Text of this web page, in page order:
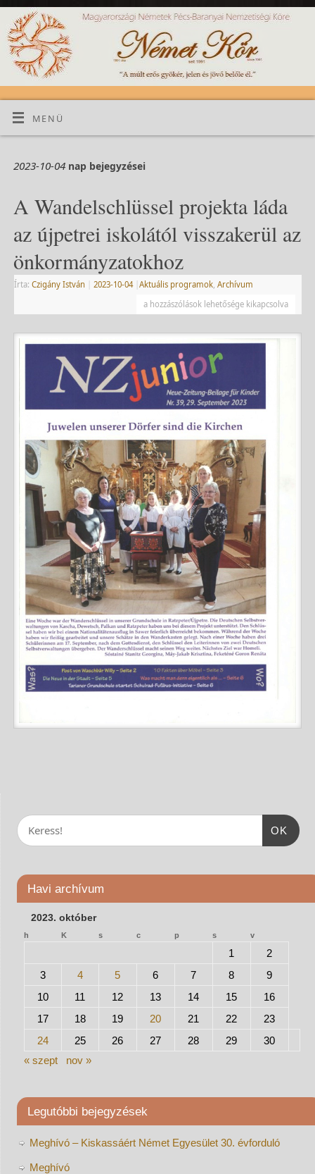
MENÜ
2023-10-04nap bejegyzései
A Wandelschlüssel projekta láda
az újpetrei iskolától visszakerül az
önkormányzatokhoz
Írta: Czigány István 2023-10-04 Aktuális programok, Archívum
a hozzászólások lehetősége kikapcsolva
OK
Havi archívum
2023. október
h K s c p s v
1
2
3
4 5 6 7 8
9
10
11 12 13 14 15
16
17
18 19 20 21 22
23
24
25 26 27 28 29
30
« szept
nov »
Legutóbbi bejegyzések
Meghívó – Kiskassáért Német Egyesület 30. évforduló
Meghívó